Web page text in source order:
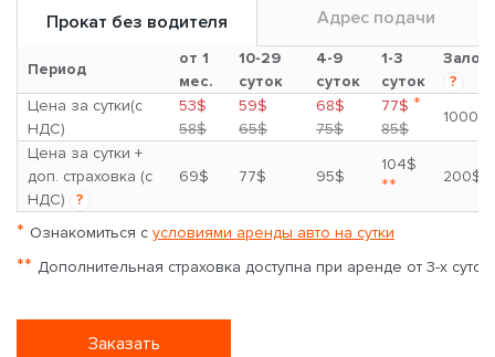
Прокат без водителя Адрес подачи
Период
от 1
мес.
10-29
суток
4-9
суток
1-3
суток
Залог
?
Цена за сутки(с
НДС)
53$
58$
59$
65$
68$
75$
77$ *
85$
1000$
Цена за сутки +
доп. страховка (с
НДС)
?
69$ 77$ 95$
104$
** 200$
* Ознакомиться с условиями аренды авто на сутки
** Дополнительная страховка доступна при аренде от 3-х суток
Заказать